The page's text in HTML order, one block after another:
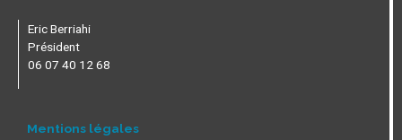
Eric Berriahi
Président
06 07 40 12 68
Mentions légales